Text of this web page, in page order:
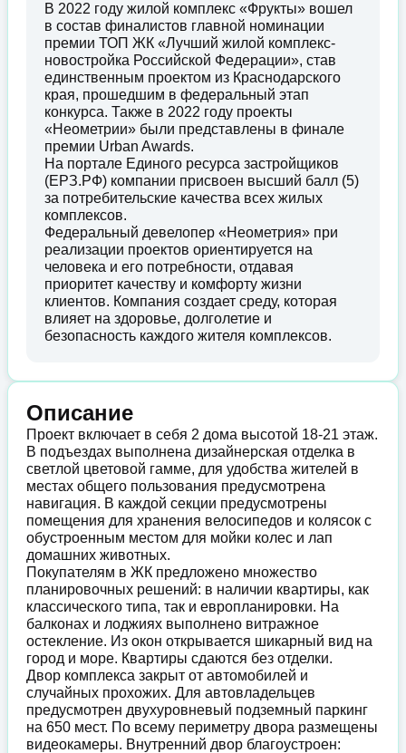
В 2022 году жилой комплекс «Фрукты» вошел
в состав финалистов главной номинации
премии ТОП ЖК «Лучший жилой комплекс-
новостройка Российской Федерации», став
единственным проектом из Краснодарского
края, прошедшим в федеральный этап
конкурса. Также в 2022 году проекты
«Неометрии» были представлены в финале
премии Urban Awards.
На портале Единого ресурса застройщиков
(ЕРЗ.РФ) компании присвоен высший балл (5)
за потребительские качества всех жилых
комплексов.
Федеральный девелопер «Неометрия» при
реализации проектов ориентируется на
человека и его потребности, отдавая
приоритет качеству и комфорту жизни
клиентов. Компания создает среду, которая
влияет на здоровье, долголетие и
безопасность каждого жителя комплексов.
Описание
Проект включает в себя 2 дома высотой 18-21 этаж.
В подъездах выполнена дизайнерская отделка в
светлой цветовой гамме, для удобства жителей в
местах общего пользования предусмотрена
навигация. В каждой секции предусмотрены
помещения для хранения велосипедов и колясок с
обустроенным местом для мойки колес и лап
домашних животных.
Покупателям в ЖК предложено множество
планировочных решений: в наличии квартиры, как
классического типа, так и европланировки. На
балконах и лоджиях выполнено витражное
остекление. Из окон открывается шикарный вид на
город и море. Квартиры сдаются без отделки.
Двор комплекса закрыт от автомобилей и
случайных прохожих. Для автовладельцев
предусмотрен двухуровневый подземный паркинг
на 650 мест. По всему периметру двора размещены
видеокамеры. Внутренний двор благоустроен: